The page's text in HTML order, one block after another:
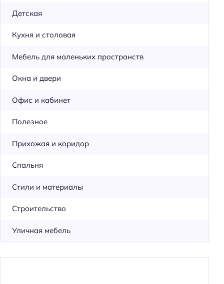
Детская
Кухня и столовая
Мебель для маленьких пространств
Окна и двери
Офис и кабинет
Полезное
Прихожая и коридор
Спальня
Стили и материалы
Строительство
Уличная мебель